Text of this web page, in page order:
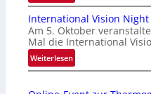
H
o
m
e
p
a
International Vision Night
Am 5. Oktober
Mal die International
Weiterlesen:
I